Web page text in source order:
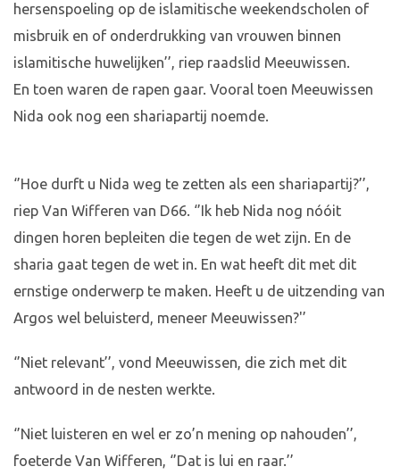
hersenspoeling op de islamitische weekendscholen of
misbruik en of onderdrukking van vrouwen binnen
islamitische huwelijken’’, riep raadslid Meeuwissen.
En toen waren de rapen gaar. Vooral toen Meeuwissen
Nida ook nog een shariapartij noemde.
‘’Hoe durft u Nida weg te zetten als een shariapartij?’’,
riep Van Wifferen van D66. ‘’Ik heb Nida nog nóóit
dingen horen bepleiten die tegen de wet zijn. En de
sharia gaat tegen de wet in. En wat heeft dit met dit
ernstige onderwerp te maken. Heeft u de uitzending van
Argos wel beluisterd, meneer Meeuwissen?'’
‘’Niet relevant’’, vond Meeuwissen, die zich met dit
antwoord in de nesten werkte.
‘’Niet luisteren en wel er zo’n mening op nahouden’’,
foeterde Van Wifferen, ‘’Dat is lui en raar.’’